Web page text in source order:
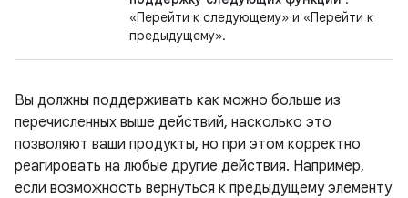
«Перейти к следующему» и «Перейти к
предыдущему».
Вы должны поддерживать как можно больше из
перечисленных выше действий, насколько это
позволяют ваши продукты, но при этом корректно
реагировать на любые другие действия. Например,
если возможность вернуться к предыдущему элементу